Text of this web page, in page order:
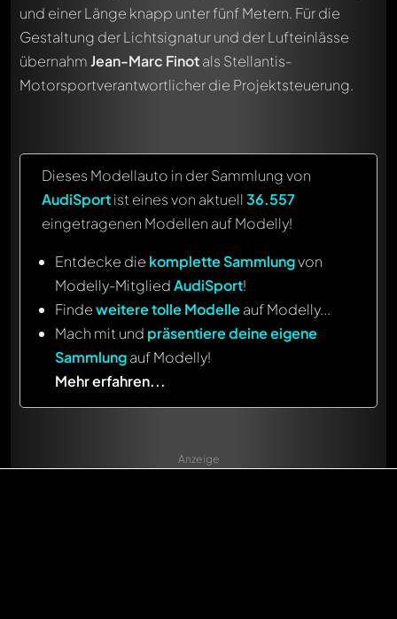
und einer Länge knapp unter fünf Metern. Für die
Gestaltung der Lichtsignatur und der Lufteinlässe
übernahmJean-Marc Finotals Stellantis-
Motorsportverantwortlicher die Projektsteuerung.
Dieses Modellauto in der Sammlung von
AudiSportist eines von aktuell36.557
eingetragenen Modellen auf Modelly!
Entdecke die komplette Sammlungvon
Modelly-MitgliedAudiSport!
Findeweitere tolle Modelle auf Modelly...
Mach mit und präsentiere deine eigene
Sammlungauf Modelly!
Mehr erfahren...
Anzeige